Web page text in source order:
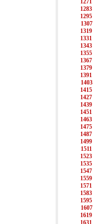
1271
1283
1295
1307
1319
1331
1343
1355
1367
1379
1391
1403
1415
1427
1439
1451
1463
1475
1487
1499
1511
1523
1535
1547
1559
1571
1583
1595
1607
1619
1631